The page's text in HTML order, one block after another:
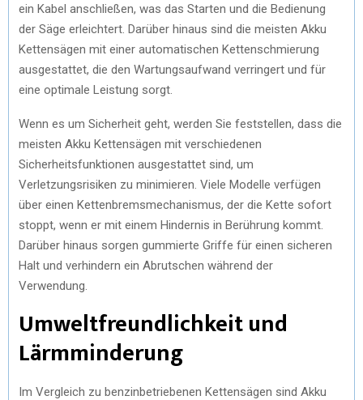
ein Kabel anschließen, was das Starten und die Bedienung
der Säge erleichtert. Darüber hinaus sind die meisten Akku
Kettensägen mit einer automatischen Kettenschmierung
ausgestattet, die den Wartungsaufwand verringert und für
eine optimale Leistung sorgt.
Wenn es um Sicherheit geht, werden Sie feststellen, dass die
meisten Akku Kettensägen mit verschiedenen
Sicherheitsfunktionen ausgestattet sind, um
Verletzungsrisiken zu minimieren. Viele Modelle verfügen
über einen Kettenbremsmechanismus, der die Kette sofort
stoppt, wenn er mit einem Hindernis in Berührung kommt.
Darüber hinaus sorgen gummierte Griffe für einen sicheren
Halt und verhindern ein Abrutschen während der
Verwendung.
Umweltfreundlichkeit und
Lärmminderung
Im Vergleich zu benzinbetriebenen Kettensägen sind Akku